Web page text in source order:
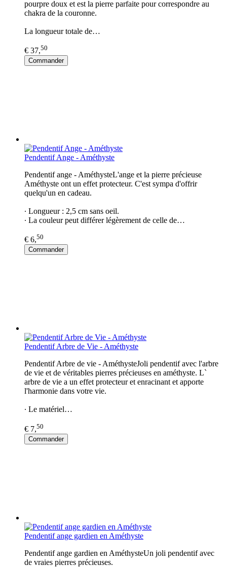
pourpre doux et est la pierre parfaite pour correspondre au
chakra de la couronne.
La longueur totale de…
€ 37,50
Commander
Pendentif Ange - Améthyste
Pendentif ange - AméthysteL'ange et la pierre précieuse
Améthyste ont un effet protecteur. C'est sympa d'offrir
quelqu'un en cadeau.
∙ Longueur : 2,5 cm sans oeil.
∙ La couleur peut différer légèrement de celle de…
€ 6,50
Commander
Pendentif Arbre de Vie - Améthyste
Pendentif Arbre de vie - AméthysteJoli pendentif avec l'arbre
de vie et de véritables pierres précieuses en améthyste. L`
arbre de vie a un effet protecteur et enracinant et apporte
l'harmonie dans votre vie.
∙ Le matériel…
€ 7,50
Commander
Pendentif ange gardien en Améthyste
Pendentif ange gardien en AméthysteUn joli pendentif avec
de vraies pierres précieuses.